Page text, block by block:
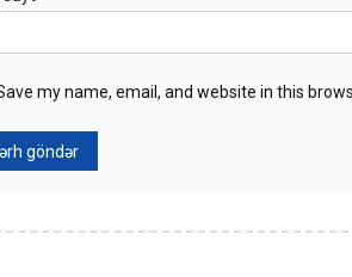
my name, email, and website in this